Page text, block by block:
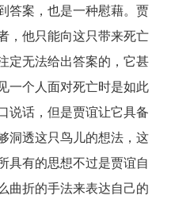
答案，也是一种慰藉。贾
，他只能向这只带来死亡
定无法给出答案的，它甚
一个人面对死亡时是如此
说话，但是贾谊让它具备
洞透这只鸟儿的想法，这
具有的思想不过是贾谊自
曲折的手法来表达自己的